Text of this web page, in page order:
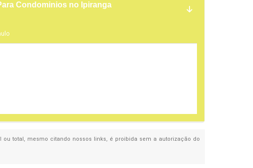
Condominios no Ipiranga
total, mesmo citando nossos links, é proibida sem a autorização do